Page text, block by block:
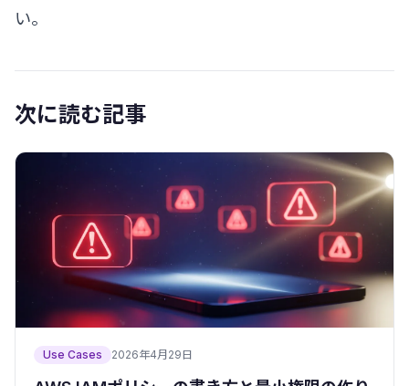
い。
次に読む記事
Use Cases 2026年4月29日